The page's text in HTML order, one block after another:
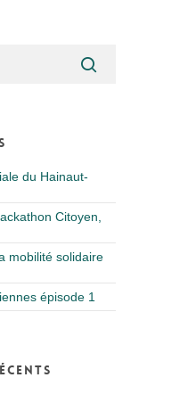
du Hainaut-
Citoyen,
mobilité solidaire
épisode 1